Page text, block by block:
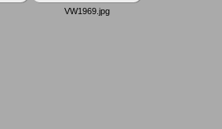
VW1969.jpg